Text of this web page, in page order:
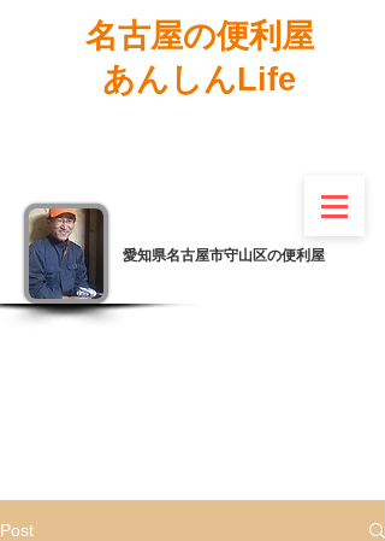
名古屋の便利屋
あんしんLife
愛知県名古屋市守山区の便利屋
Post